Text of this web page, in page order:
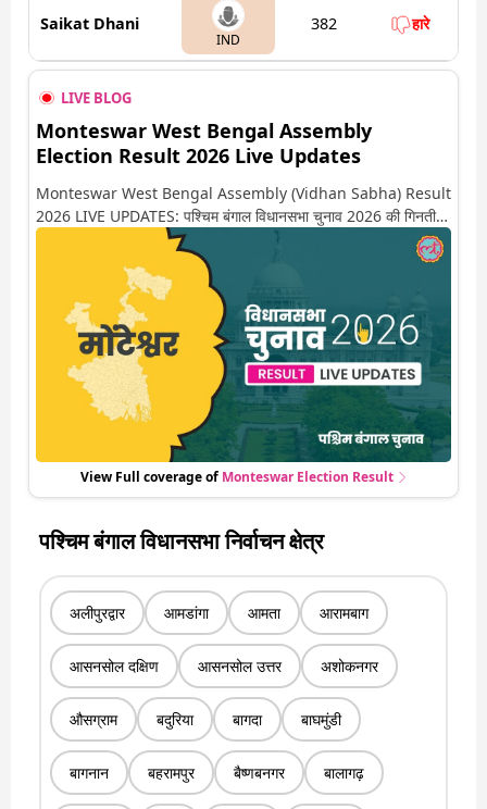
Saikat Dhani
IND
382 हारे
LIVE BLOG
Monteswar West Bengal Assembly
Election Result 2026 Live Updates
Monteswar West Bengal Assembly (Vidhan Sabha) Result
2026 LIVE UPDATES: पश्चिम बंगाल विधानसभा चुनाव 2026 की गिनती
अगले कुछ ही देर में शुरू होने वाली है. यहां देखें मोंटेश्वर सीट पर कौन आगे-कौन
पीछे से लेकर किस तरफ जा रहें है रुझान. साथ ही पाइए इस सीट पर हो रही हर
एक हलचल की अपडेट वो भी रियल टाइम में
View Full coverage of MonteswarElection Result
पश्चिम बंगाल विधानसभा निर्वाचन क्षेत्र
अलीपुरद्वार आमडांगा आमता आरामबाग
आसनसोल दक्षिण आसनसोल उत्तर अशोकनगर
औसग्राम बदुरिया बागदा बाघमुंडी
बागनान बहरामपुर बैष्णबनगर बालागढ़